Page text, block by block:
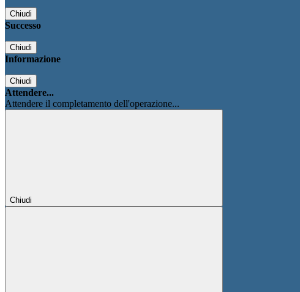
Chiudi
Successo
Chiudi
Informazione
Chiudi
Attendere...
Attendere il completamento dell'operazione...
Chiudi